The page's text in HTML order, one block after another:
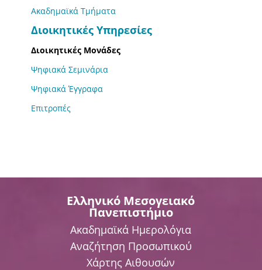
Ακαδημαϊκά Τμήματα
Διοικητικές Υπηρεσίες
Διοικητικές Μονάδες
Ψηφιακά Σεμινάρια
Ψηφιακά Έγγραφα
Επιτροπές
Ελληνικό Μεσογειακό
Πανεπιστήμιο
Ακαδημαϊκά Ημερολόγια
Αναζήτηση Προσωπικού
Χάρτης Αιθουσών